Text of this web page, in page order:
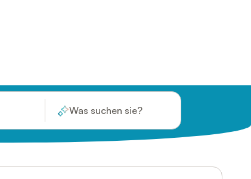
Was suchen sie?